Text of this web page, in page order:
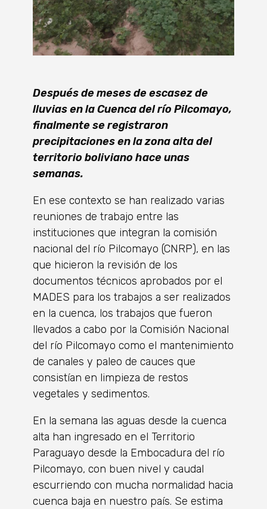
Después de meses de escasez de
lluvias en la Cuenca del río Pilcomayo,
finalmente se registraron
precipitaciones en la zona alta del
territorio boliviano hace unas
semanas.
En ese contexto se han realizado varias
reuniones de trabajo entre las
instituciones que integran la comisión
nacional del río Pilcomayo (CNRP), en las
que hicieron la revisión de los
documentos técnicos aprobados por el
MADES para los trabajos a ser realizados
en la cuenca, los trabajos que fueron
llevados a cabo por la Comisión Nacional
del río Pilcomayo como el mantenimiento
de canales y paleo de cauces que
consistían en limpieza de restos
vegetales y sedimentos.
En la semana las aguas desde la cuenca
alta han ingresado en el Territorio
Paraguayo desde la Embocadura del río
Pilcomayo, con buen nivel y caudal
escurriendo con mucha normalidad hacia
cuenca baja en nuestro país. Se estima